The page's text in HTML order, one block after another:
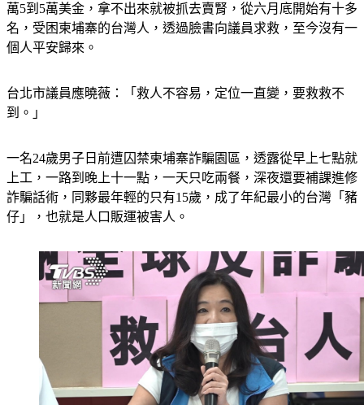
萬5到5萬美金，拿不出來就被抓去賣腎，從六月底開始有十多
名，受困柬埔寨的台灣人，透過臉書向議員求救，至今沒有一
個人平安歸來。
台北市議員應曉薇：「救人不容易，定位一直變，要救救不
到。」
一名24歲男子日前遭囚禁柬埔寨詐騙園區，透露從早上七點就
上工，一路到晚上十一點，一天只吃兩餐，深夜還要補課進修
詐騙話術，同夥最年輕的只有15歲，成了年紀最小的台灣「豬
仔」，也就是人口販運被害人。